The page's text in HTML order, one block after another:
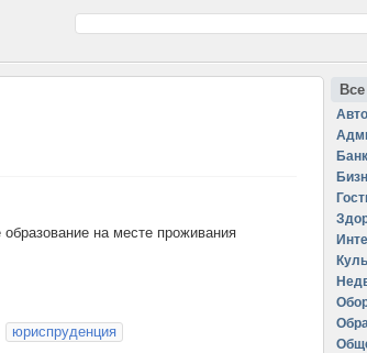
на месте проживания
юриспруденция
Авто